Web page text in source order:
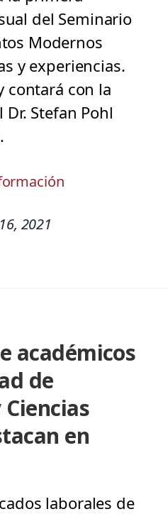
del Seminario
Modernos
y experiencias.
contará con la
Stefan Pohl
2021
académicos
de
en
laborales de